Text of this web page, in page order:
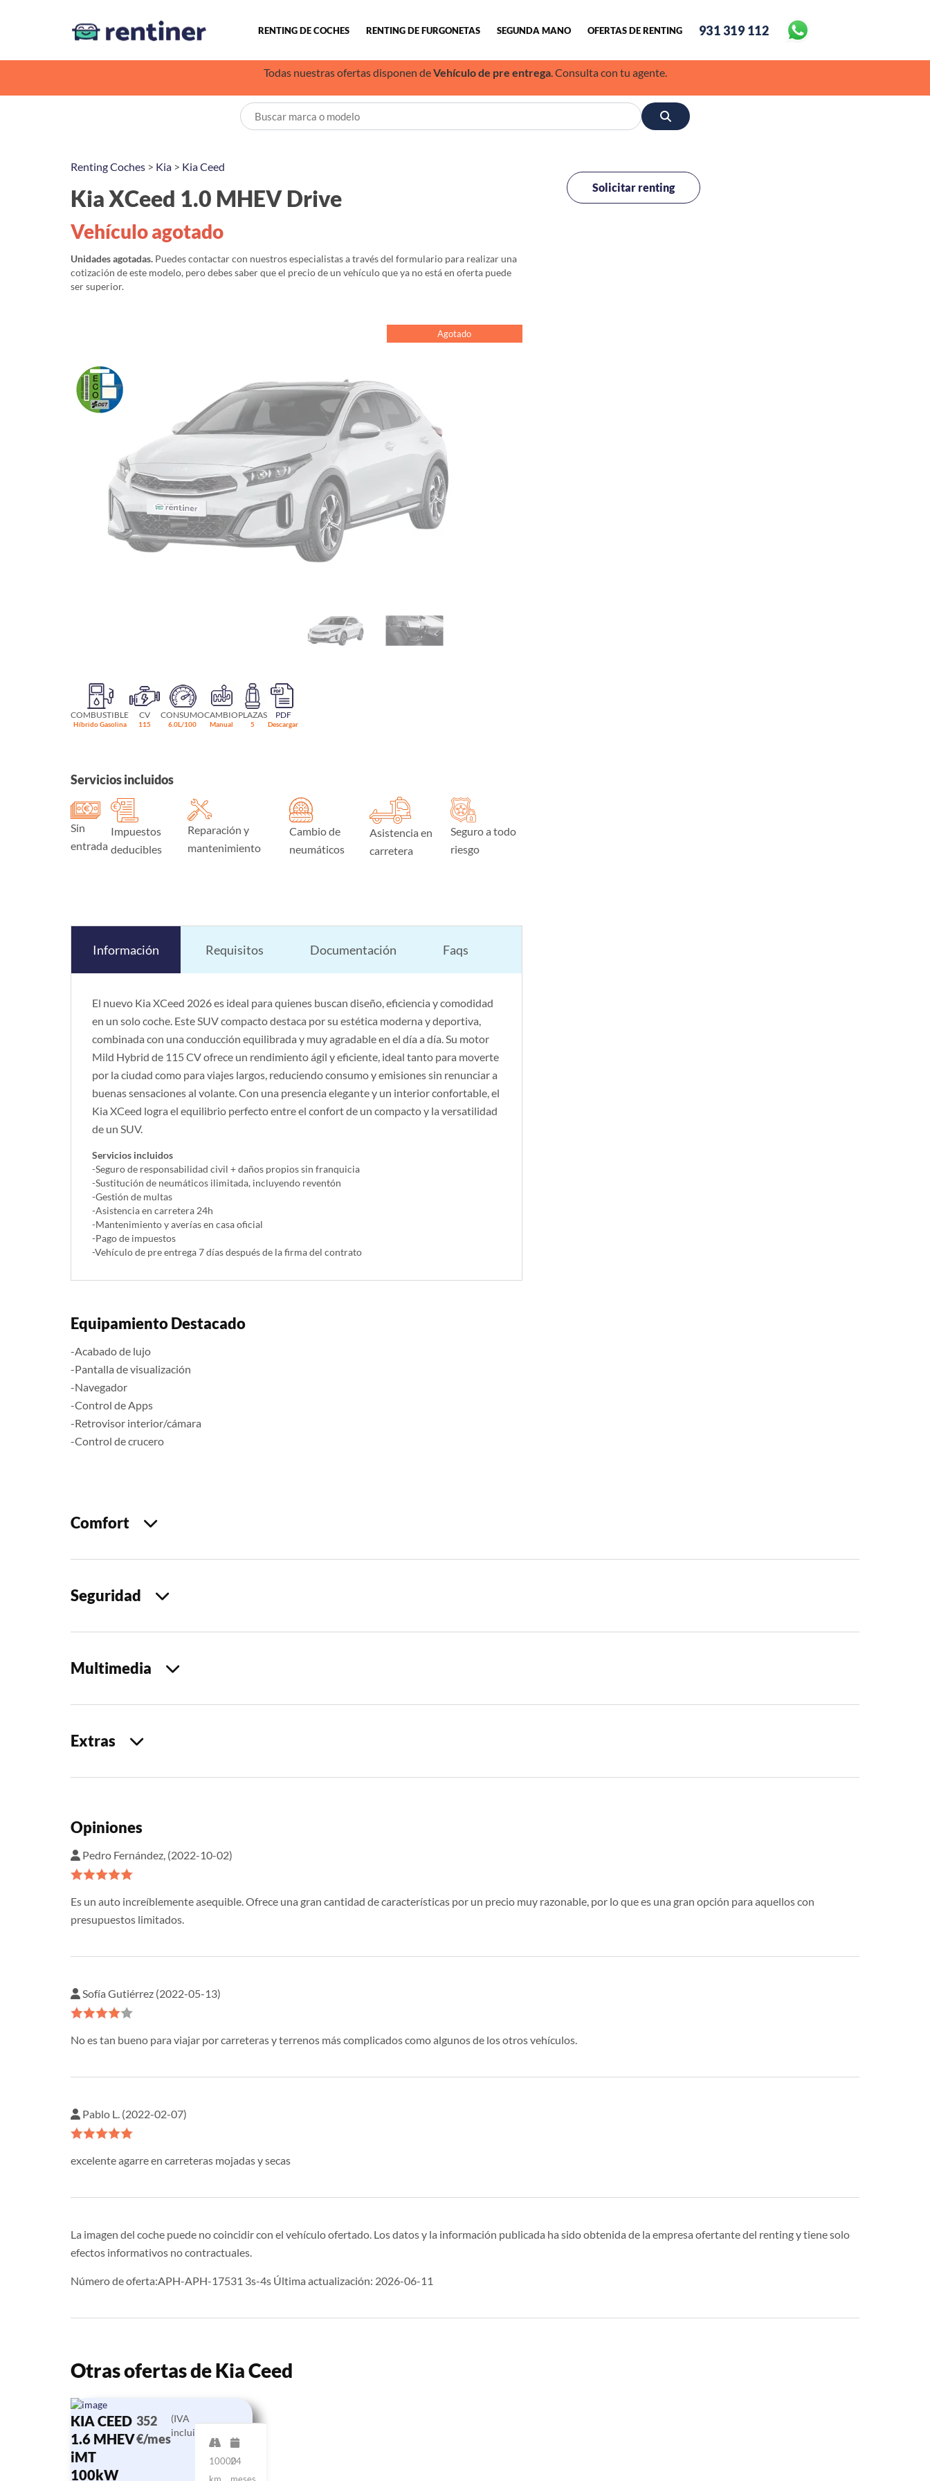
RENTING DE COCHES RENTING DE FURGONETAS SEGUNDA MANO OFERTAS DE RENTING 931 319 112
Todas nuestras ofertas disponen deVehículo de pre entrega. Consulta con tu agente.
Renting Coches > Kia > Kia Ceed
Kia XCeed 1.0 MHEV Drive
Vehículo agotado
Unidades agotadas. Puedes contactar con nuestros especialistas a través del formulario para realizar una
cotización de este modelo, pero debes saber que el precio de un vehículo que ya no está en oferta puede
ser superior.
Agotado
COMBUSTIBLE
Híbrido Gasolina
CV
115
CONSUMO
6.0L/100
CAMBIO
Manual
PLAZAS
5
PDF
Descargar
Servicios incluidos
Sin
entrada
Impuestos
deducibles
Reparación y
mantenimiento
Cambio de
neumáticos
Asistencia en
carretera
Seguro a todo
riesgo
Información Requisitos Documentación Faqs
El nuevo Kia XCeed 2026 es ideal para quienes buscan diseño, eficiencia y comodidad
en un solo coche. Este SUV compacto destaca por su estética moderna y deportiva,
combinada con una conducción equilibrada y muy agradable en el día a día. Su motor
Mild Hybrid de 115 CV ofrece un rendimiento ágil y eficiente, ideal tanto para moverte
por la ciudad como para viajes largos, reduciendo consumo y emisiones sin renunciar a
buenas sensaciones al volante. Con una presencia elegante y un interior confortable, el
Kia XCeed logra el equilibrio perfecto entre el confort de un compacto y la versatilidad
de un SUV.
Servicios incluidos
-Seguro de responsabilidad civil + daños propios sin franquicia
-Sustitución de neumáticos ilimitada, incluyendo reventón
-Gestión de multas
-Asistencia en carretera 24h
-Mantenimiento y averías en casa oficial
-Pago de impuestos
-Vehículo de pre entrega 7 días después de la firma del contrato
Solicitar renting
Equipamiento Destacado
-Acabado de lujo
-Pantalla de visualización
-Navegador
-Control de Apps
-Retrovisor interior/cámara
-Control de crucero
Comfort
Seguridad
Multimedia
Extras
Opiniones
Pedro Fernández, (2022-10-02)
Es un auto increíblemente asequible. Ofrece una gran cantidad de características por un precio muy razonable, por lo que es una gran opción para aquellos con
presupuestos limitados.
Sofía Gutiérrez (2022-05-13)
No es tan bueno para viajar por carreteras y terrenos más complicados como algunos de los otros vehículos.
Pablo L. (2022-02-07)
excelente agarre en carreteras mojadas y secas
La imagen del coche puede no coincidir con el vehículo ofertado. Los datos y la información publicada ha sido obtenida de la empresa ofertante del renting y tiene solo
efectos informativos no contractuales.
Número de oferta:APH-APH-17531 3s-4s Última actualización: 2026-06-11
Otras ofertas de Kia Ceed
KIA CEED
1.6 MHEV
iMT
100kW
352
€/mes
(IVA
incluido)
1000024